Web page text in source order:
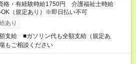
・有経験時給1750円 介護福祉士時給
（規定あり）※即日払い不可
あり
支給 ■ガソリン代も全額支給（規定あ
もご相談ください